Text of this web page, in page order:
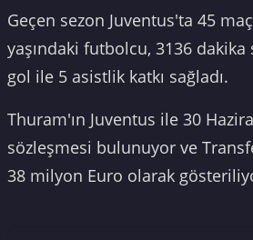
Geçen sezon Juventus'ta 45
yaşındaki futbolcu, 3136 dakika
gol ile 5 asistlik katkı sağladı.
Thuram'ın Juventus ile 30
sözleşmesi bulunuyor ve
38 milyon Euro olarak